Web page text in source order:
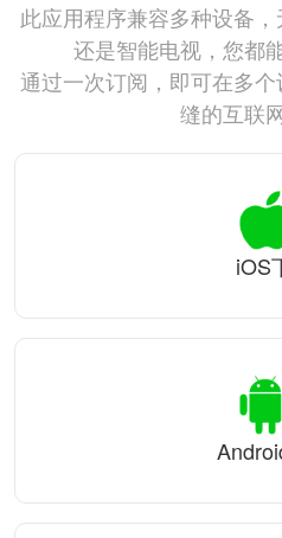
此应用程序兼容多种设备
还是智能电视，您都
通过一次订阅，即可在多
缝的互联
iOS